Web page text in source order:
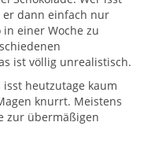
er dann einfach nur
einer Woche zu
ist völlig unrealistisch.
heutzutage kaum
knurrt. Meistens
zur übermäßigen